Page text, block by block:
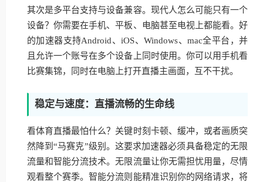
其次是多平台支持与设备兼容。现代人怎么可能只有一个
设备？你需要在手机、平板、电脑甚至电视上都能看。好
的加速器支持Android、iOS、Windows、mac全平台，并
且允许一个账号在多个设备上同时使用。你可以用手机看
比赛集锦，同时在电脑上打开直播主画面，互不干扰。
稳定与速度：直播流畅的生命线
看体育直播最怕什么？关键时刻卡顿、缓冲，或者画质突
然降到“马赛克”级别。这要求加速器必须具备稳定的无限
流量和智能分流技术。无限流量让你无需担忧用量，尽情
观看整个赛季。智能分流则能精准识别你的网络请求，将